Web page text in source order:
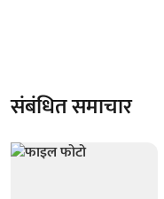
संबंधित समाचार